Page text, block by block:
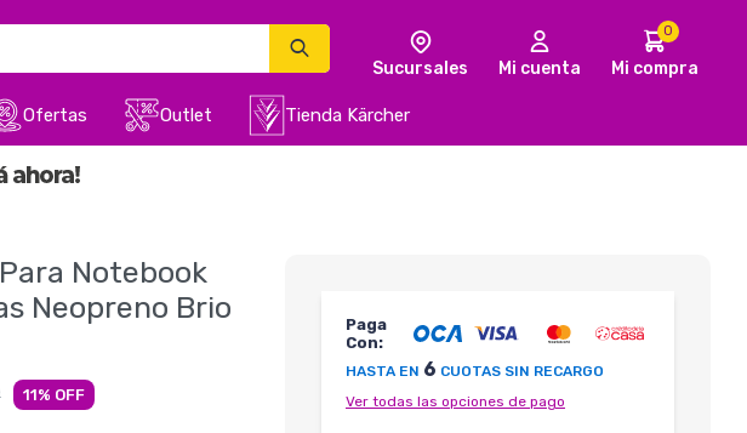
Ofertas Outlet Tienda Kärcher
0
Notebook
Neopreno Brio
11
Paga
Con:
HASTA EN 6 CUOTAS SIN RECARGO
Ver todas las opciones de pago